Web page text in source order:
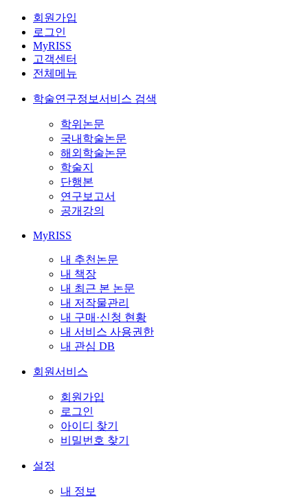
회원가입
로그인
MyRISS
고객센터
전체메뉴
학술연구정보서비스 검색
학위논문
국내학술논문
해외학술논문
학술지
단행본
연구보고서
공개강의
MyRISS
내 추천논문
내 책장
내 최근 본 논문
내 저작물관리
내 구매·신청 현황
내 서비스 사용권한
내 관심 DB
회원서비스
회원가입
로그인
아이디 찾기
비밀번호 찾기
설정
내 정보